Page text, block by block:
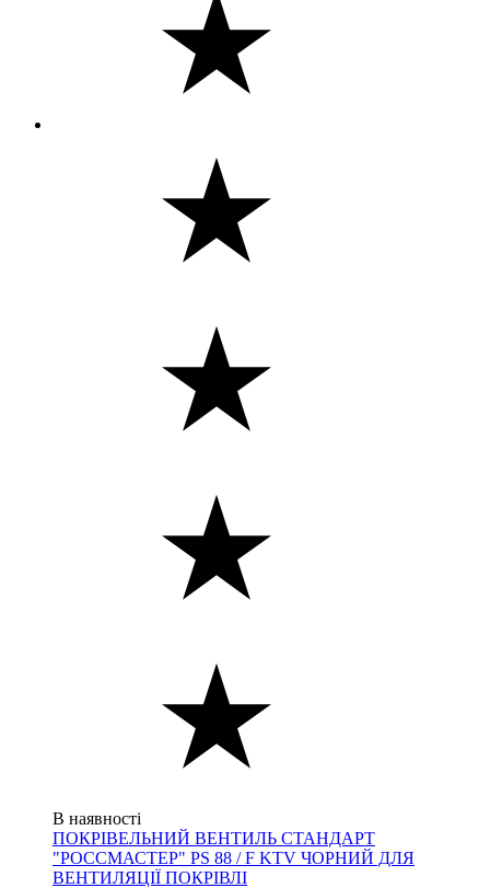
В наявності
ПОКРІВЕЛЬНИЙ ВЕНТИЛЬ СТАНДАРТ
"РОССМАСТЕР" PS 88 / F KTV ЧОРНИЙ ДЛЯ
ВЕНТИЛЯЦІЇ ПОКРІВЛІ